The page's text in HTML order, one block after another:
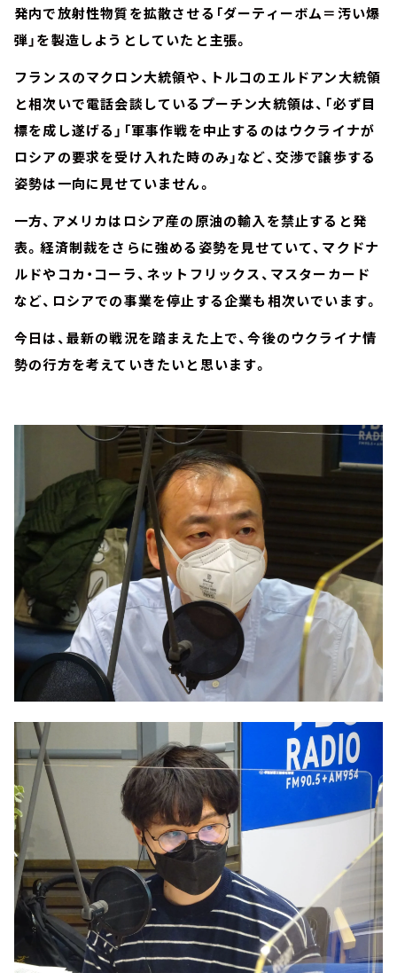
発内で放射性物質を拡散させる「ダーティーボム＝汚い爆
弾」を製造しようとしていたと主張。
フランスのマクロン大統領や、トルコのエルドアン大統領
と相次いで電話会談しているプーチン大統領は、「必ず目
標を成し遂げる」「軍事作戦を中止するのはウクライナが
ロシアの要求を受け入れた時のみ」など、交渉で譲歩する
姿勢は一向に見せていません。
一方、アメリカはロシア産の原油の輸入を禁止すると発
表。経済制裁をさらに強める姿勢を見せていて、マクドナ
ルドやコカ・コーラ、ネットフリックス、マスターカード
など、ロシアでの事業を停止する企業も相次いでいます。
今日は、最新の戦況を踏まえた上で、今後のウクライナ情
勢の行方を考えていきたいと思います。